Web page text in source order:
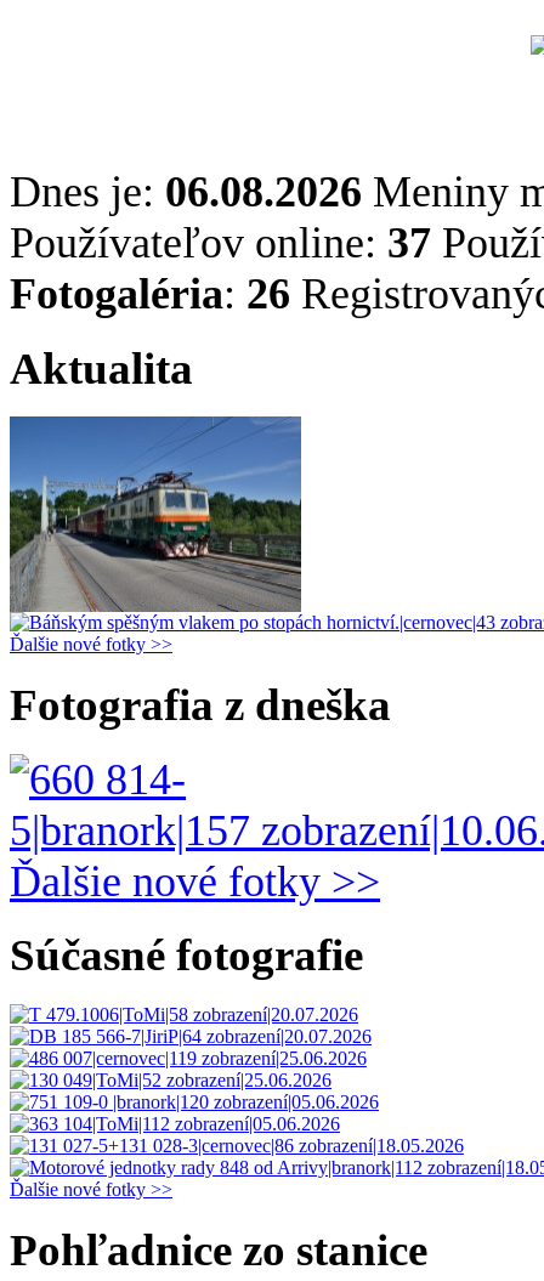
Dnes je: 06.08.2026 Meniny
Používateľov online: 37
Fotogaléria: 26
Aktualita
Ďalšie nové fotky >>
Fotografia z dneška
Ďalšie nové fotky >>
Súčasné fotografie
Ďalšie nové fotky >>
Pohľadnice zo stanice